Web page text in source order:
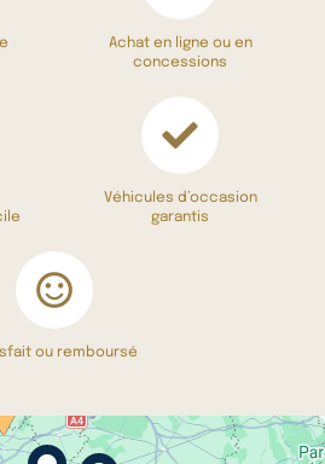
Achat en ligne ou en
concessions
Véhicules d’occasion
garantis
ou remboursé